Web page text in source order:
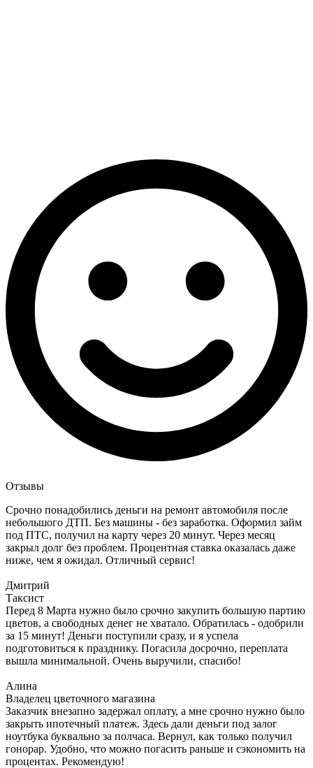
Отзывы
Срочно понадобились деньги на ремонт автомобиля после
небольшого ДТП. Без машины - без заработка. Оформил займ
под ПТС, получил на карту через 20 минут. Через месяц
закрыл долг без проблем. Процентная ставка оказалась даже
ниже, чем я ожидал. Отличный сервис!
Дмитрий
Таксист
Перед 8 Марта нужно было срочно закупить большую партию
цветов, а свободных денег не хватало. Обратилась - одобрили
за 15 минут! Деньги поступили сразу, и я успела
подготовиться к празднику. Погасила досрочно, переплата
вышла минимальной. Очень выручили, спасибо!
Алина
Владелец цветочного магазина
Заказчик внезапно задержал оплату, а мне срочно нужно было
закрыть ипотечный платеж. Здесь дали деньги под залог
ноутбука буквально за полчаса. Вернул, как только получил
гонорар. Удобно, что можно погасить раньше и сэкономить на
процентах. Рекомендую!